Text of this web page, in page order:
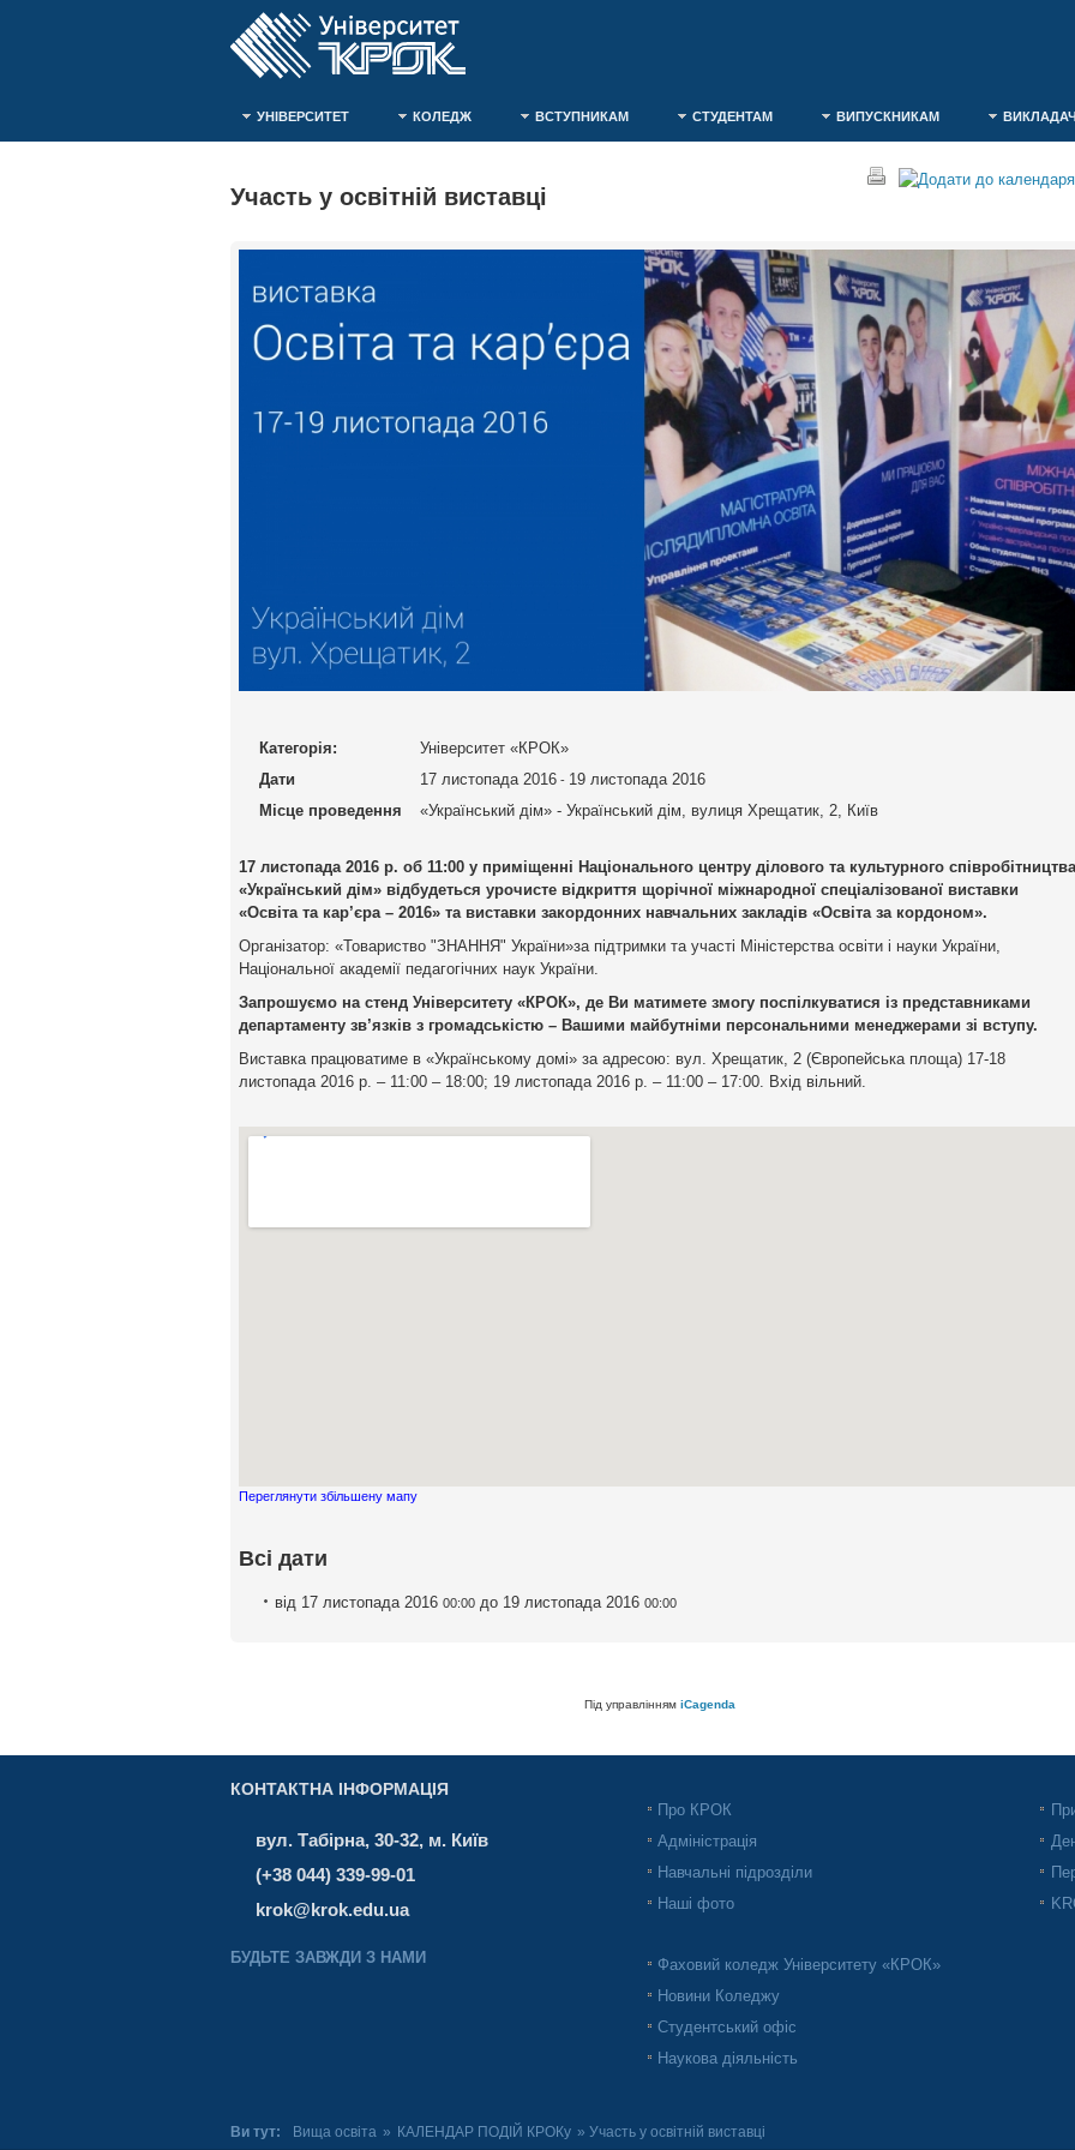
УНІВЕРСИТЕТ КОЛЕДЖ ВСТУПНИКАМ СТУДЕНТАМ ВИПУСКНИКАМ
Участь у освітній виставці
Категорія:
Університет «КРОК»
Дати
17 листопада 2016 - 19 листопада 2016
Місце проведення
«Український дім» - Український дім, вулиця Хрещатик, 2, Київ
17 листопада 2016 р. об 11:00 у приміщенні Національного центру ділового та культурного
«Український дім» відбудеться урочисте відкриття щорічної міжнародної спеціалізованої виставки
«Освіта та кар’єра – 2016» та виставки закордонних навчальних закладів «Освіта за кордоном».
Організатор: «Товариство "ЗНАННЯ" України»за підтримки та участі Міністерства освіти і науки України,
Національної академії педагогічних наук України.
Запрошуємо на стенд Університету «КРОК», де Ви матимете змогу поспілкуватися із представниками
департаменту зв’язків з громадськістю – Вашими майбутніми персональними менеджерами зі вступу.
Виставка працюватиме в «Українському домі» за адресою: вул. Хрещатик, 2 (Європейська площа) 17-18
листопада 2016 р. – 11:00 – 18:00; 19 листопада 2016 р. – 11:00 – 17:00. Вхід вільний.
Переглянути збільшену мапу
Всі дати
від 17 листопада 201600:00 до 19 листопада 201600:00
Під управлінням iCagenda
КОНТАКТНА ІНФОРМАЦІЯ
вул. Табірна, 30-32, м. Київ
(+38 044) 339-99-01
krok@krok.edu.ua
БУДЬТЕ ЗАВЖДИ З НАМИ
Про КРОК
Адміністрація
Навчальні підрозділи
Наші фото
Фаховий коледж Університету «КРОК»
Новини Коледжу
Студентський офіс
Наукова діяльність
Ви тут: Вища освіта » КАЛЕНДАР ПОДІЙ КРОКу » Участь у освітній виставці